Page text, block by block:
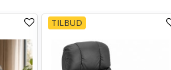
TILBUD